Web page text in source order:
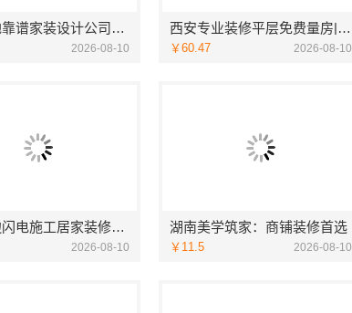
苏州本地靠谱家装设计公司拎包入住百年豪庭
2026-08-10
西安专业装修平层免费量房|居安天成
￥60.47 2026-08-10
武汉周边闪电施工居家装修一楼带院——本地快装（湖北）科技有限公司
2026-08-10
湖南美学筑家：商铺装修首选
￥11.5 2026-08-10